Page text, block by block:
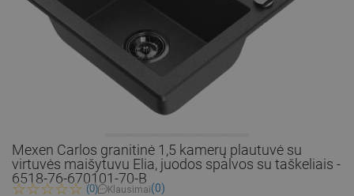
Mexen Carlos granitinė 1,5 kamerų plautuvė su
virtuvės maišytuvu Elia, juodos spalvos su taškeliais -
6518-76-670101-70-B
(0) Klausimai(0)